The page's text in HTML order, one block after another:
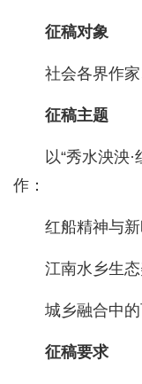
征稿对象
社会各界作家
征稿主题
以“秀水泱泱
作：
红船精神与新
江南水乡生态
城乡融合中的
征稿要求